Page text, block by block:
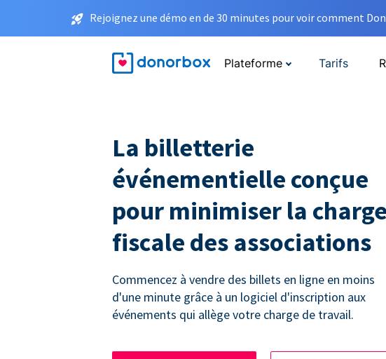
Rejoignez une démo en de 30 minutes pour voir comment
Plateforme Tarifs
La billetterie
événementielle conçue
pour minimiser la charge
fiscale des associations
Commencez à vendre des billets en ligne en moins
d'une minute grâce à un logiciel d'inscription aux
événements qui allège votre charge de travail.